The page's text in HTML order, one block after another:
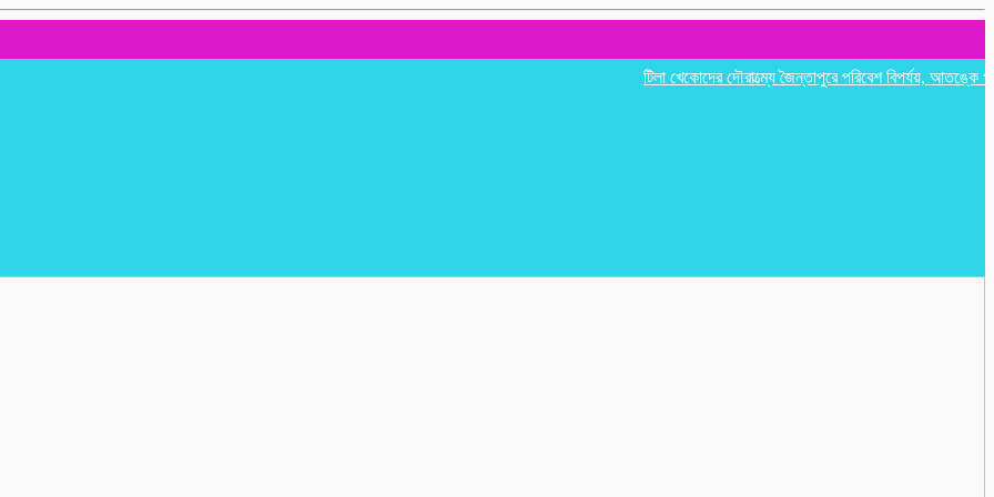
টিলা খেকোদের দৌরাত্ম্যে জৈন্তাপুরে পরিবেশ বিপর্যয়, আতঙ্কে প্রবাসী